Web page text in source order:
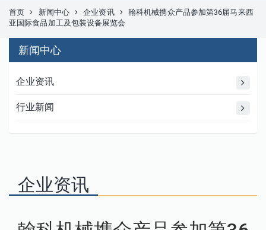
首页 新闻中心 企业资讯
翰科机械携众产品参加第36届马来西
亚国际食品加工及包装设备展览会
新闻中心
企业资讯
行业新闻
企业资讯